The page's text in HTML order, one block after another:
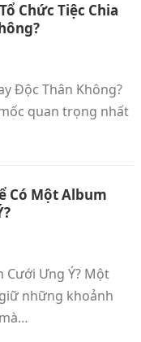
Chức Tiệc Chia
Độc Thân Không?
quan trọng nhất
Có Một Album
Cưới Ưng Ý? Một
những khoảnh